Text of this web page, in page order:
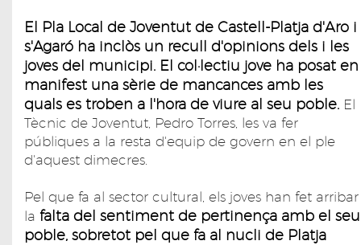
El Pla Local de Joventut de Castell-Platja d'Aro i
s'Agaró ha inclòs un recull d'opinions dels i les
joves del municipi. El col·lectiu jove ha posat en
manifest una sèrie de mancances amb les
quals es troben a l'hora de viure al seu poble. El
Tècnic de Joventut, Pedro Torres, les va fer
públiques a la resta d'equip de govern en el ple
d'aquest dimecres.
Pel que fa al sector cultural, els joves han fet arribar
la falta del sentiment de pertinença amb el seu
poble, sobretot pel que fa al nucli de Platja